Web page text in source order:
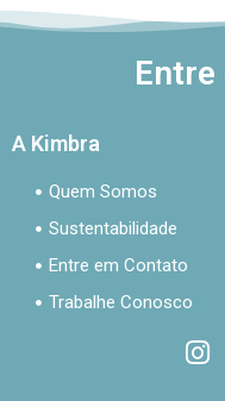
A Kimbra
Quem Somos
Sustentabilidade
Entre em Contato
Trabalhe Conosco